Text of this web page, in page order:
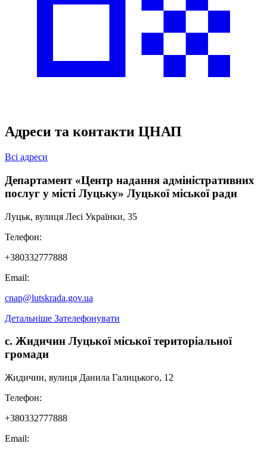
Адреси та контакти ЦНАП
Всі адреси
Департамент «Центр надання адміністративних
послуг у місті Луцьку» Луцької міської ради
Луцьк, вулиця Лесі Українки, 35
Телефон:
+380332777888
Email:
cnap@lutskrada.gov.ua
Детальніше Зателефонувати
с. Жидичин Луцької міської територіальної
громади
Жидичин, вулиця Данила Галицького, 12
Телефон:
+380332777888
Email: